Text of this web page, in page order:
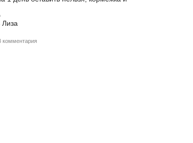
комментария